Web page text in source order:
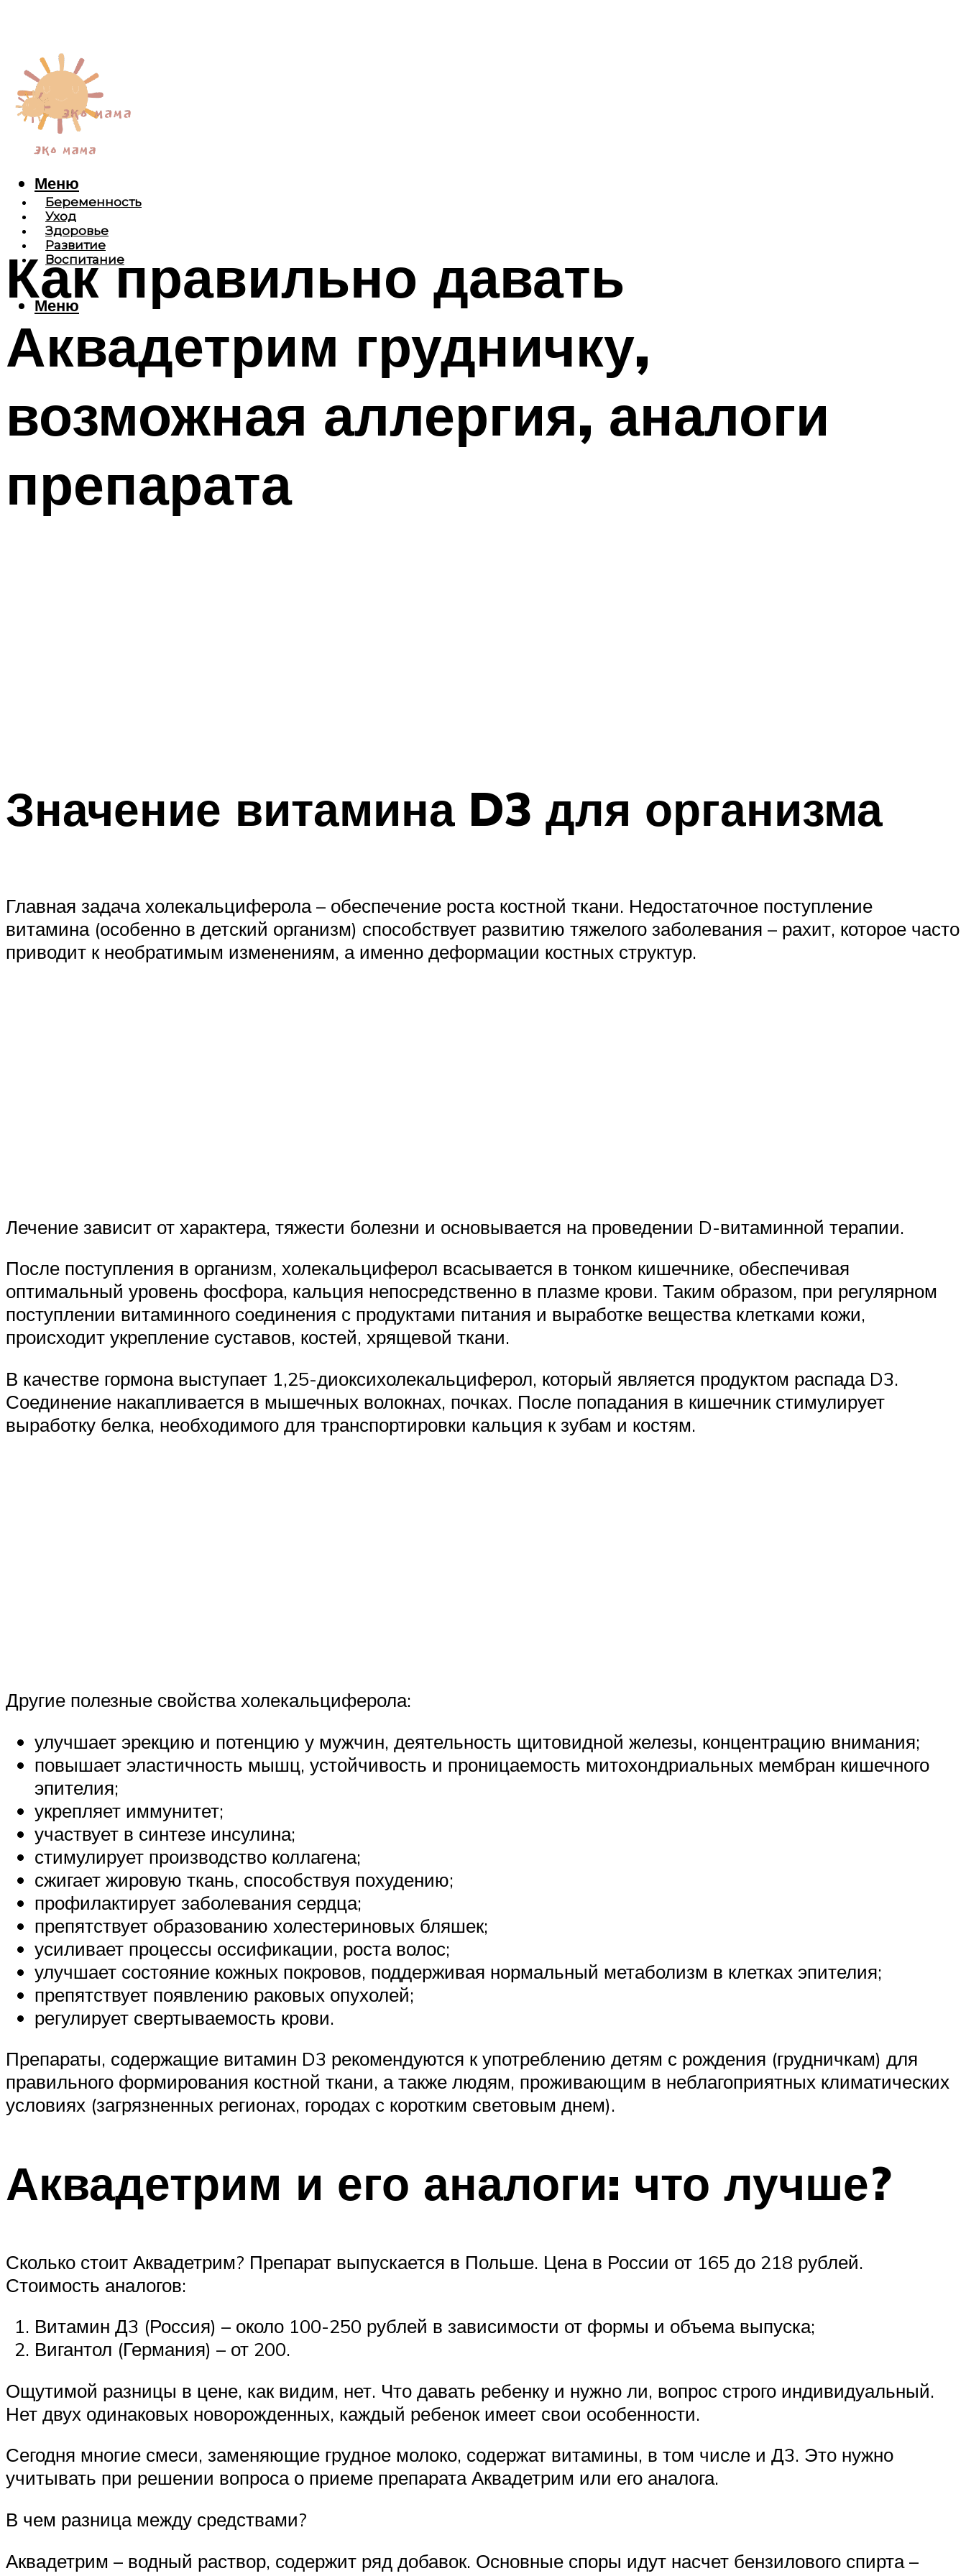
Беременность
Уход
Здоровье
Развитие
Воспитание
Меню
Меню
Как правильно давать
Аквадетрим грудничку,
возможная аллергия, аналоги
препарата
Значение витамина D3 для организма
Главная задача холекальциферола – обеспечение роста костной ткани. Недостаточное поступление
витамина (особенно в детский организм) способствует развитию тяжелого заболевания – рахит, которое часто
приводит к необратимым изменениям, а именно деформации костных структур.
Лечение зависит от характера, тяжести болезни и основывается на проведении D-витаминной терапии.
После поступления в организм, холекальциферол всасывается в тонком кишечнике, обеспечивая
оптимальный уровень фосфора, кальция непосредственно в плазме крови. Таким образом, при регулярном
поступлении витаминного соединения с продуктами питания и выработке вещества клетками кожи,
происходит укрепление суставов, костей, хрящевой ткани.
В качестве гормона выступает 1,25-диоксихолекальциферол, который является продуктом распада D3.
Соединение накапливается в мышечных волокнах, почках. После попадания в кишечник стимулирует
выработку белка, необходимого для транспортировки кальция к зубам и костям.
Другие полезные свойства холекальциферола:
улучшает эрекцию и потенцию у мужчин, деятельность щитовидной железы, концентрацию внимания;
повышает эластичность мышц, устойчивость и проницаемость митохондриальных мембран кишечного
эпителия;
укрепляет иммунитет;
участвует в синтезе инсулина;
стимулирует производство коллагена;
сжигает жировую ткань, способствуя похудению;
профилактирует заболевания сердца;
препятствует образованию холестериновых бляшек;
усиливает процессы оссификации, роста волос;
улучшает состояние кожных покровов, поддерживая нормальный метаболизм в клетках эпителия;
препятствует появлению раковых опухолей;
регулирует свертываемость крови.
Препараты, содержащие витамин D3 рекомендуются к употреблению детям с рождения (грудничкам) для
правильного формирования костной ткани, а также людям, проживающим в неблагоприятных климатических
условиях (загрязненных регионах, городах с коротким световым днем).
Аквадетрим и его аналоги: что лучше?
Сколько стоит Аквадетрим? Препарат выпускается в Польше. Цена в России от 165 до 218 рублей.
Стоимость аналогов:
Витамин Д3 (Россия) – около 100-250 рублей в зависимости от формы и объема выпуска;
Вигантол (Германия) – от 200.
Ощутимой разницы в цене, как видим, нет. Что давать ребенку и нужно ли, вопрос строго индивидуальный.
Нет двух одинаковых новорожденных, каждый ребенок имеет свои особенности.
Сегодня многие смеси, заменяющие грудное молоко, содержат витамины, в том числе и Д3. Это нужно
учитывать при решении вопроса о приеме препарата Аквадетрим или его аналога.
В чем разница между средствами?
Аквадетрим – водный раствор, содержит ряд добавок. Основные споры идут насчет бензилового спирта –